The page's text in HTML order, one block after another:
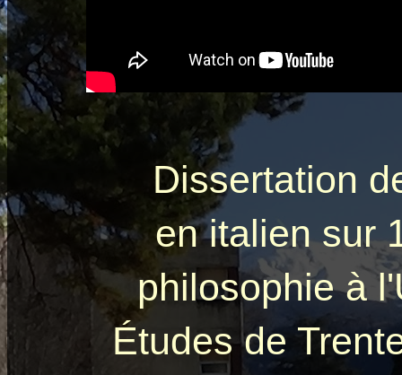
Dissertation
en italien sur
philosophie à
Études de